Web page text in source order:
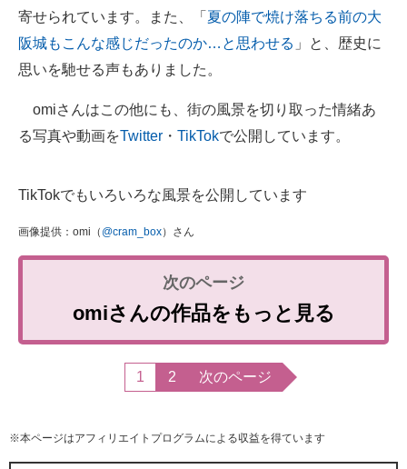
寄せられています。また、「 夏の陣で焼け落ちる前の大
阪城もこんな感じだったのか…と思わせる 」と、歴史に
思いを馳せる声もありました。
omiさんはこの他にも、街の風景を切り取った情緒あ
る写真や動画をTwitter ・ TikTokで公開しています。
TikTokでもいろいろな風景を公開しています
画像提供：omi（ @cram_box）さん
omiさんの作品をもっと見る
1 2 次のページ
※本ページはアフィリエイトプログラムによる収益を得ています